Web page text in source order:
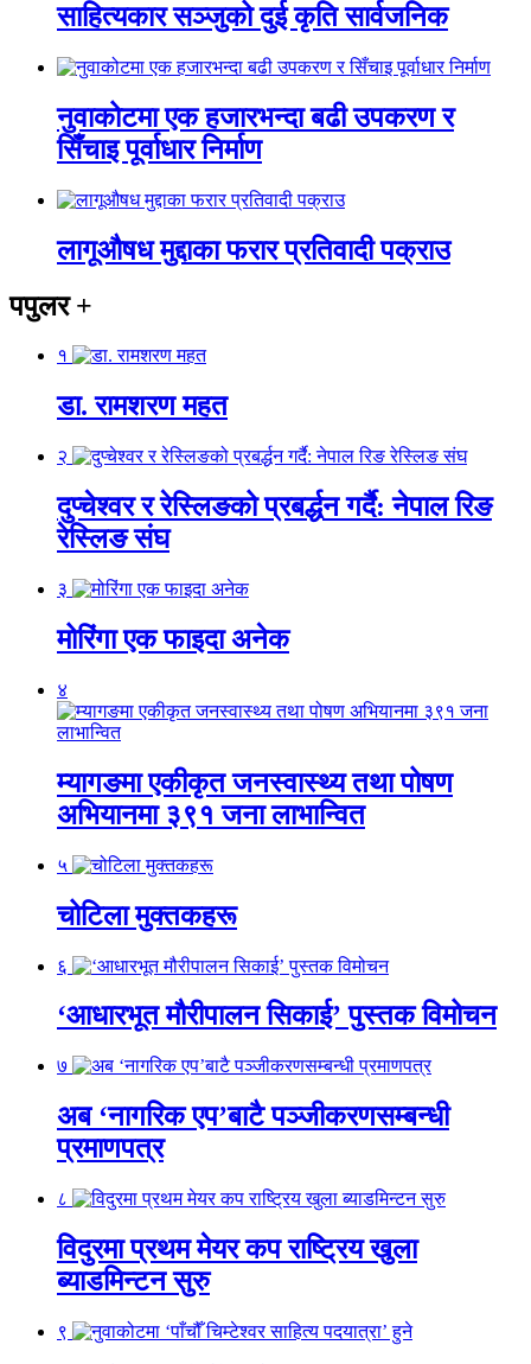
साहित्यकार सञ्जुको दुई कृति सार्वजनिक
नुवाकोटमा एक हजारभन्दा बढी उपकरण र
सिँचाइ पूर्वाधार निर्माण
लागूऔषध मुद्दाका फरार प्रतिवादी पक्राउ
पपुलर+
१
डा. रामशरण महत
२
दुप्चेश्वर र रेस्लिङको प्रबर्द्धन गर्दै: नेपाल रिङ
रेस्लिङ संघ
३
मोरिंगा एक फाइदा अनेक
४
म्यागङमा एकीकृत जनस्वास्थ्य तथा पोषण
अभियानमा ३९१ जना लाभान्वित
५
चोटिला मुक्तकहरू
६
‘आधारभूत मौरीपालन सिकाई’ पुस्तक विमोचन
७
अब ‘नागरिक एप’बाटै पञ्जीकरणसम्बन्धी
प्रमाणपत्र
८
विदुरमा प्रथम मेयर कप राष्ट्रिय खुला
ब्याडमिन्टन सुरु
९